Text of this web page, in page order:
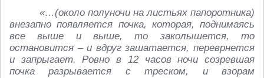
«…(около полуночи на листьях папоротника)
внезапно появляется почка, которая, поднимаясь
все выше и выше, то заколышется, то
остановится – и вдруг зашатается, переврнется
и запрыгает. Ровно в 12 часов ночи созревшая
почка разрывается с треском, и взорам